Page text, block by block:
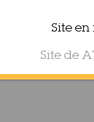
Site
Site de